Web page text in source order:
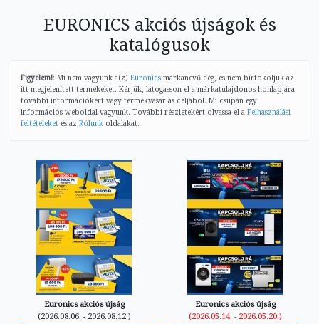
EURONICS akciós újságok és
katalógusok
Figyelem!: Mi nem vagyunk a(z) Euronics márkanevű cég, és nem birtokoljuk az
itt megjelenített termékeket. Kérjük, látogasson el a márkatulajdonos honlapjára
további információkért vagy termékvásárlás céljából. Mi csupán egy
információs weboldal vagyunk. További részletekért olvassa el a Felhasználási
feltételeket és az Rólunk oldalakat.
Euronics akciós újság
(2026.08.06. - 2026.08.12.)
Euronics akciós újság
(2026.05.14. - 2026.05.20.)